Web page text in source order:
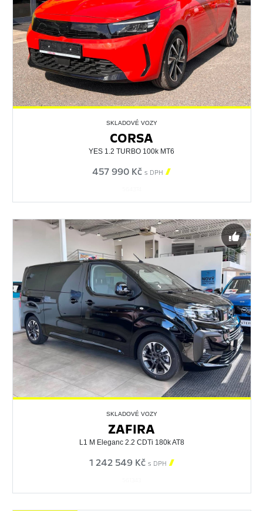
SKLADOVÉ VOZY
CORSA
YES 1.2 TURBO 100k MT6
457 990 Kč s DPH 
SKLADOVÉ VOZY
ZAFIRA
L1 M Eleganc 2.2 CDTi 180k AT8
1 242 549 Kč s DPH 